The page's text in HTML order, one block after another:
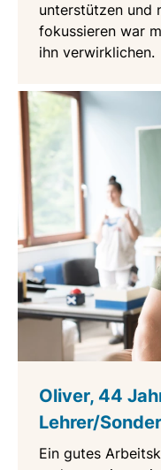
unterstützen und
fokussieren war
ihn verwirklichen.
Oliver, 44
Lehrer/
Ein gutes